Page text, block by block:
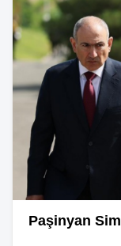
Paşinyan